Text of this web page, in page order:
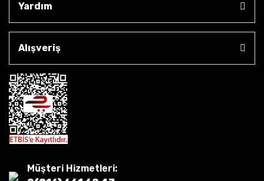
Yardım
Alışveriş
Müşteri Hizmetleri: